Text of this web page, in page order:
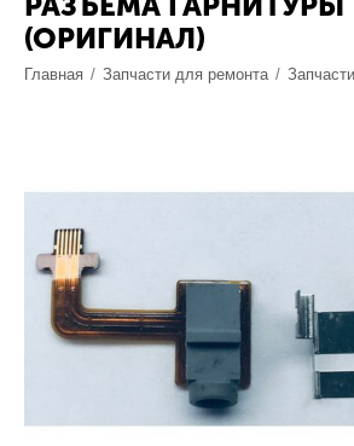
(ОРИГИНАЛ)
Главная / Запчасти для ремонта /